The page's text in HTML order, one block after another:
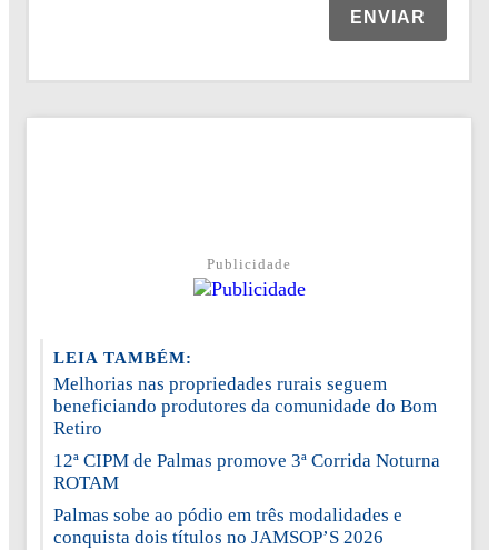
ENVIAR
Publicidade
LEIA TAMBÉM:
Melhorias nas propriedades rurais seguem
beneficiando produtores da comunidade do Bom
Retiro
12ª CIPM de Palmas promove 3ª Corrida Noturna
ROTAM
Palmas sobe ao pódio em três modalidades e
conquista dois títulos no JAMSOP’S 2026